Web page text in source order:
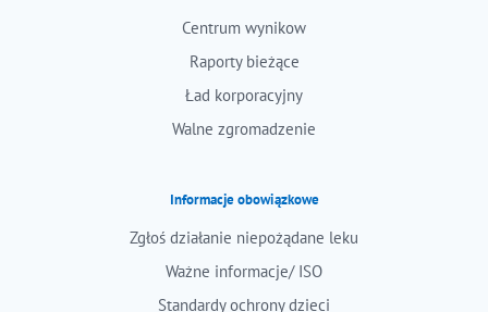
Centrum wynikow
Raporty bieżące
Ład korporacyjny
Walne zgromadzenie
Informacje obowiązkowe
Zgłoś działanie niepożądane leku
Ważne informacje/ ISO
Standardy ochrony dzieci